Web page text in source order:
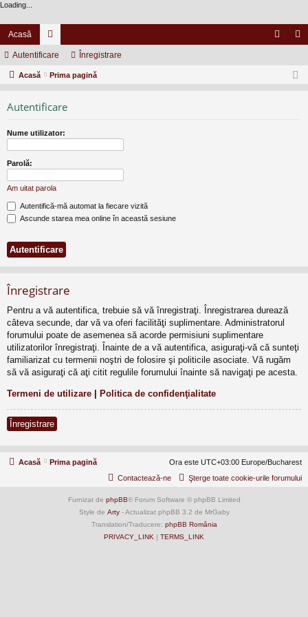
Loading...
Acasă
or
u eg
Autentificare Înregistrare
Acasă Prima pagină
Autentificare
Nume utilizator:
Parolă:
Am uitat parola
Autentifică-mă automat la fiecare vizită
Ascunde starea mea online în această sesiune
Înregistrare
Pentru a vă autentifica, trebuie să vă înregistraţi. Înregistrarea durează
câteva secunde, dar vă va oferi facilităţi suplimentare. Administratorul
forumului poate de asemenea să acorde permisiuni suplimentare
utilizatorilor înregistraţi. Înainte de a vă autentifica, asiguraţi-vă că sunteţi
familiarizat cu termenii noştri de folosire şi politicile asociate. Vă rugăm
să vă asiguraţi că aţi citit regulile forumului înainte să navigaţi pe acesta.
Termeni de utilizare | Politica de confidenţialitate
Înregistrare
Acasă Prima pagină
Ora este UTC+03:00 Europe/Bucharest
Şterge toate cookie-urile forumului
Contactează-ne
Furnizat de phpBB® Forum Software © phpBB Limited
Style de Arty- Actualizat phpBB 3.2 de MrGaby
Translation/Traducere: phpBB România
PRIVACY_LINK | TERMS_LINK